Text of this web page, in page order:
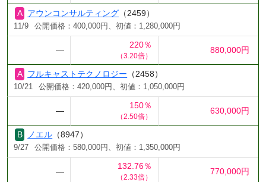
アウンコンサルティング （2459）
11/9 公開価格：400,000円、初値：1,280,000円
―
220％
（3.20倍）
880,000円
フルキャストテクノロジー （2458）
10/21 公開価格：420,000円、初値：1,050,000円
―
150％
（2.50倍）
630,000円
ノエル （8947）
9/27 公開価格：580,000円、初値：1,350,000円
―
132.76％
（2.33倍）
770,000円